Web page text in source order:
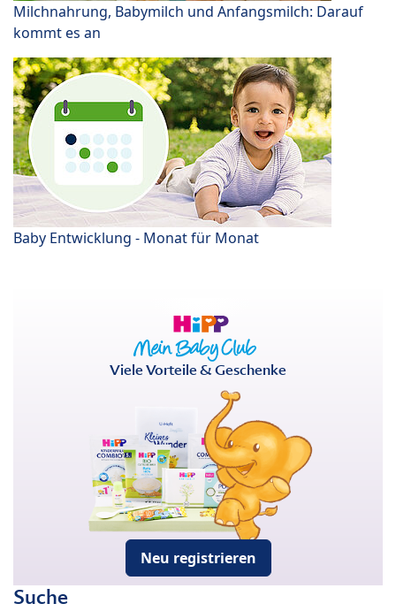
Milchnahrung, Babymilch und Anfangsmilch: Darauf
kommt es an
Baby Entwicklung - Monat für Monat
Viele Vorteile & Geschenke
Neu registrieren
Suche